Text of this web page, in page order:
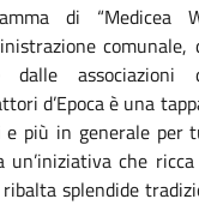
di “Medicea
comunale,
associazioni
d’Epoca è una
e più in generale per
un’iniziativa che
splendide